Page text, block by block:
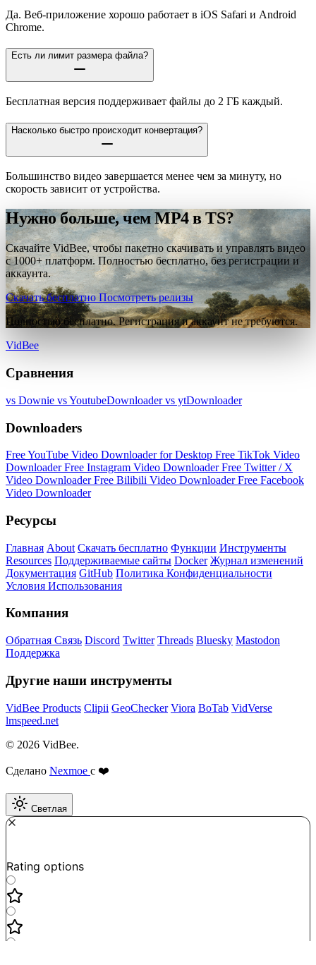
Да. Веб-приложение хорошо работает в iOS Safari и Android
Chrome.
Есть ли лимит размера файла?
Бесплатная версия поддерживает файлы до 2 ГБ каждый.
Насколько быстро происходит конвертация?
Большинство видео завершается менее чем за минуту, но
скорость зависит от устройства.
Нужно больше, чем MP4 в TS?
Скачайте VidBee, чтобы пакетно скачивать и управлять видео
с 1000+ платформ. Полностью бесплатно, без регистрации и
аккаунта.
Скачать бесплатно Посмотреть релизы
Полностью бесплатно. Регистрация и аккаунт не требуются.
VidBee
Сравнения
vs Downie vs YoutubeDownloadervs ytDownloader
Downloaders
Free YouTube Video Downloader for Desktop Free TikTok Video
DownloaderFree Instagram Video DownloaderFree Twitter / X
Video DownloaderFree Bilibili Video DownloaderFree Facebook
Video Downloader
Ресурсы
Главная About Скачать бесплатно Функции Инструменты
Resources Поддерживаемые сайты Docker Журнал изменений
Документация GitHub Политика Конфиденциальности
Условия Использования
Компания
Обратная Связь Discord Twitter Threads Bluesky Mastodon
Поддержка
Другие наши инструменты
VidBee Products Clipii GeoChecker Viora BoTab VidVerse
lmspeed.net
© 2026 VidBee.
Сделано Nexmoe с ❤️
Светлая
Rating options